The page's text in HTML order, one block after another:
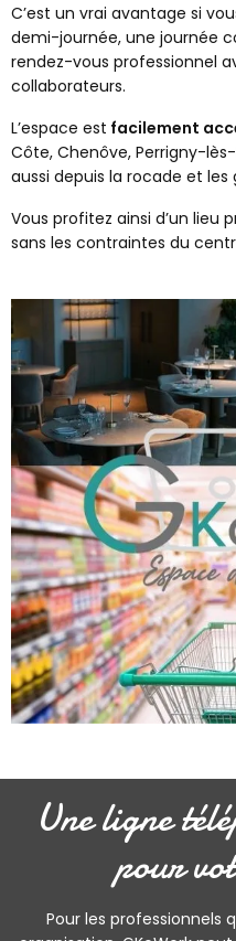
C’est un vrai avantage si
demi-journée, une journée
rendez-vous professionnel
collaborateurs.
L’espace est facilement
Côte, Chenôve, Perrigny-
aussi depuis la rocade et
Vous profitez ainsi d’un lieu
sans les contraintes du
Une ligne
pour
Pour les professionnels